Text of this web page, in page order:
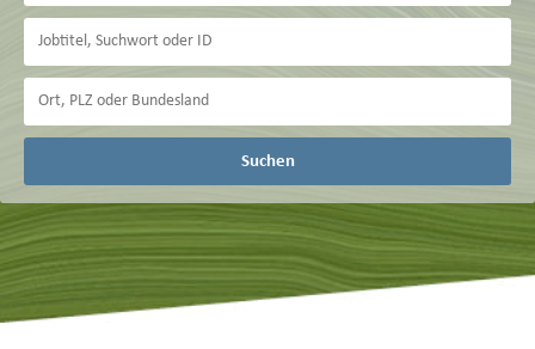
Suchen